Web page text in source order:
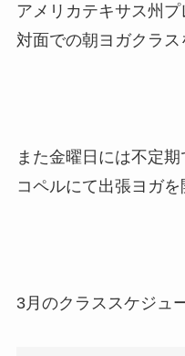
アメリカテキサス州プ
対面での朝ヨガクラス
また金曜日には不定期
コペルにて出張ヨガを
3月のクラススケジュ